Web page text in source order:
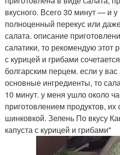
вкусного. Всего 30 минут — и у
полноценный перекус или
салата. описание
салатики, то рекомендую этот
с курицей и грибами
болгарским перцем. если у
основные ингредиенты, то
10 минут. у меня ушло около
приготовлением продуктов,
шинковкой. Зелень По вкусу
капуста с курицей и грибами"